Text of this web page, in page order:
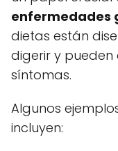
enfermedades
dietas están
digerir y
síntomas.
Algunos
incluyen: